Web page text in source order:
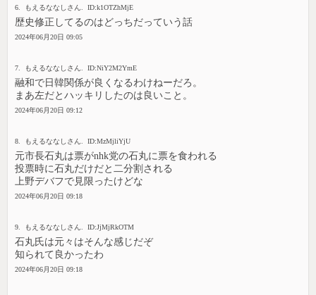
6. もえるななしさん. ID:k1OTZhMjE
歴史修正してるのはどっちだっていう話
2024年06月20日 09:05
7. もえるななしさん. ID:NiY2M2YmE
融和で日韓関係が良くなるわけねーだろ。
まあ左だとハッキリしたのは良いこと。
2024年06月20日 09:12
8. もえるななしさん. ID:MzMjliYjU
元市長石丸は票がnhk党の石丸に票を食われる
投票時に石丸だけだと二分割される
上野デバフで見限ったけどな
2024年06月20日 09:18
9. もえるななしさん. ID:JjMjRkOTM
石丸氏は元々はそんな感じだぞ
知られて良かったわ
2024年06月20日 09:18